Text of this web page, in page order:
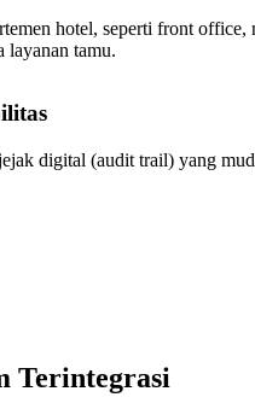
hotel, seperti front
layanan tamu.
digital (audit trail) yang
Terintegrasi